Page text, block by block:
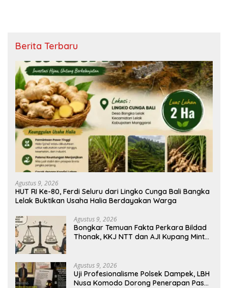
Berita Terbaru
Agustus 9, 2026
HUT RI Ke-80, Ferdi Seluru dari Lingko Cunga Bali Bangka
Lelak Buktikan Usaha Halia Berdayakan Warga
Agustus 9, 2026
Bongkar Temuan Fakta Perkara Bildad
Thonak, KKJ NTT dan AJI Kupang Minta
Agustus 9, 2026
Uji Profesionalisme Polsek Dampek, LBH
Nusa Komodo Dorong Penerapan Pasal